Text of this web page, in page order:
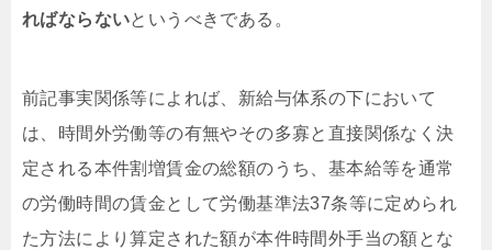
ればならないというべきである。
前記事実関係等によれば、新給与体系の下において
は、時間外労働等の有無やその多寡と直接関係なく決
定される本件割増賃金の総額のうち、基本給等を通常
の労働時間の賃金として労働基準法37条等に定められ
た方法により算定された額が本件時間外手当の額とな